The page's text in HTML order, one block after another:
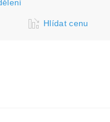
Hlídat cenu